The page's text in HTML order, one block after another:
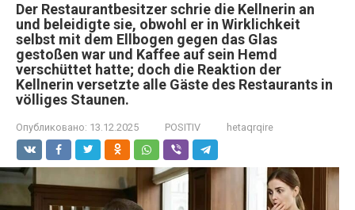
Der Restaurantbesitzer schrie die Kellnerin an
und beleidigte sie, obwohl er in Wirklichkeit
selbst mit dem Ellbogen gegen das Glas
gestoßen war und Kaffee auf sein Hemd
verschüttet hatte; doch die Reaktion der
Kellnerin versetzte alle Gäste des Restaurants in
völliges Staunen.
Опубликовано: 13.12.2025 POSITIV hetaqrqire